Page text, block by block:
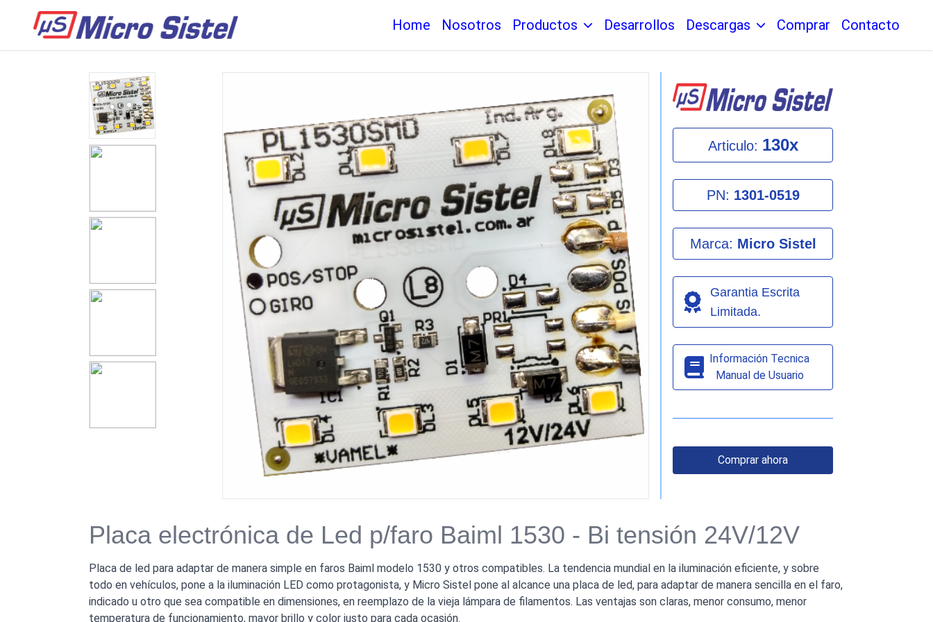
Home Nosotros Productos Desarrollos Descargas Comprar Contacto
Articulo: 130x
PN: 1301-0519
Marca: Micro Sistel
Garantia Escrita
Limitada.
Información Tecnica
Manual de Usuario
Comprar ahora
Placa electrónica de Led p/faro Baiml 1530 - Bi tensión 24V/12V
Placa de led para adaptar de manera simple en faros Baiml modelo 1530 y otros compatibles. La tendencia mundial en la iluminación eficiente, y sobre
todo en vehículos, pone a la iluminación LED como protagonista, y Micro Sistel pone al alcance una placa de led, para adaptar de manera sencilla en el faro,
indicado u otro que sea compatible en dimensiones, en reemplazo de la vieja lámpara de filamentos. Las ventajas son claras, menor consumo, menor
temperatura de funcionamiento, mayor brillo y color justo para cada ocasión.